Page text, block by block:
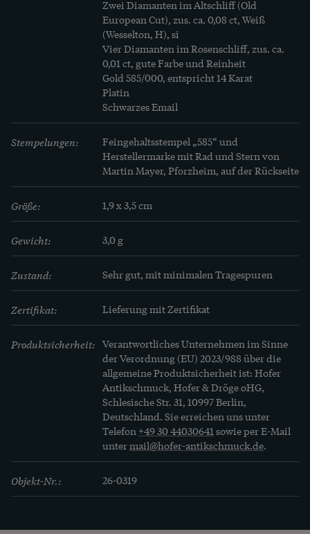
Zwei Diamanten im Altschliff (Old
European Cut), zus. ca. 0,08 ct, Weiß
(Wesselton, H), si
Vier Diamanten im Rosenschliff, zus. ca.
0,01 ct, gute Farbe und Reinheit
Gold 585/000, entspricht 14 Karat
Platin
Schwarzes Email
Stempelungen:
Feingehaltsstempel „585“ und
Herstellermarke mit Rad und Stern von
Martin Mayer, Pforzheim, auf der Rückseite
Größe: 1,9 x 3,5 cm
Gewicht: 3,0 g
Zustand: Sehr gut, mit minimalen Tragespuren
Zertifikat: Lieferung mit Zertifikat
Produktsicherheit: Verantwortliches Unternehmen im Sinne
der Verordnung (EU) 2023/988 über die
allgemeine Produktsicherheit ist: Hofer
Antikschmuck, Hofer & Dröge oHG,
Schlesische Str. 31, 10997 Berlin,
Deutschland. Sie erreichen uns unter
Telefon +49 30 44030641sowie per E-Mail
untermail@hofer-antikschmuck.de.
Objekt-Nr.: 26-0319